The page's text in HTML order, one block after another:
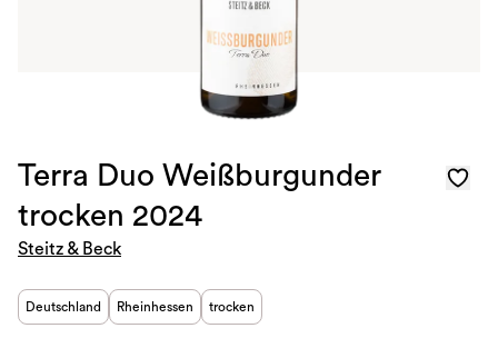
Terra Duo Weißburgunder
trocken 2024
Steitz & Beck
Deutschland Rheinhessen trocken